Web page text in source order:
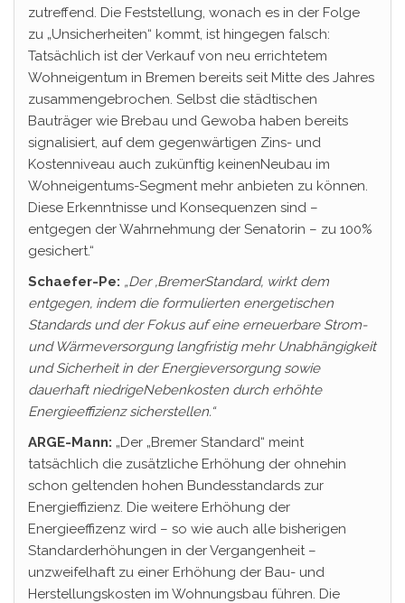
zutreffend. Die Feststellung, wonach es in der Folge
zu „Unsicherheiten“ kommt, ist hingegen falsch:
Tatsächlich ist der Verkauf von neu errichtetem
Wohneigentum in Bremen bereits seit Mitte des Jahres
zusammengebrochen. Selbst die städtischen
Bauträger wie Brebau und Gewoba haben bereits
signalisiert, auf dem gegenwärtigen Zins- und
Kostenniveau auch zukünftig keinenNeubau im
Wohneigentums-Segment mehr anbieten zu können.
Diese Erkenntnisse und Konsequenzen sind –
entgegen der Wahrnehmung der Senatorin – zu 100%
gesichert.“
Schaefer-Pe: „Der ‚BremerStandard‚ wirkt dem
entgegen, indem die formulierten energetischen
Standardsund der Fokus auf eine erneuerbare Strom-
und Wärmeversorgung langfristig mehr Unabhängigkeit
und Sicherheit in der Energieversorgung sowie
dauerhaft niedrigeNebenkosten durch erhöhte
Energieeffizienz sicherstellen.“
ARGE-Mann: „Der „Bremer Standard“ meint
tatsächlich die zusätzliche Erhöhung der ohnehin
schon geltenden hohen Bundesstandards zur
Energieffizienz. Die weitere Erhöhung der
Energieeffizenz wird – so wie auch alle bisherigen
Standarderhöhungen in der Vergangenheit –
unzweifelhaft zu einer Erhöhung der Bau- und
Herstellungskosten im Wohnungsbau führen. Die